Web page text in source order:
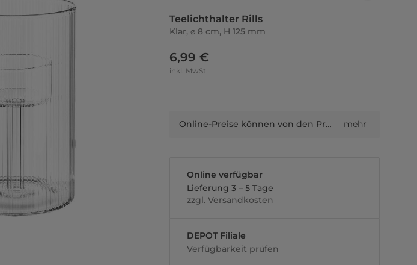
Teelichthalter Rills
Klar, ⌀ 8 cm, H 125 mm
6,99 €
inkl. MwSt
Online-Preise können von den Preisen in Filialen sowie Shop-in-Shop-Flächen abweichen. mehr
Online verfügbar
Lieferung 3 – 5 Tage
zzgl. Versandkosten
DEPOT Filiale
Verfügbarkeit prüfen